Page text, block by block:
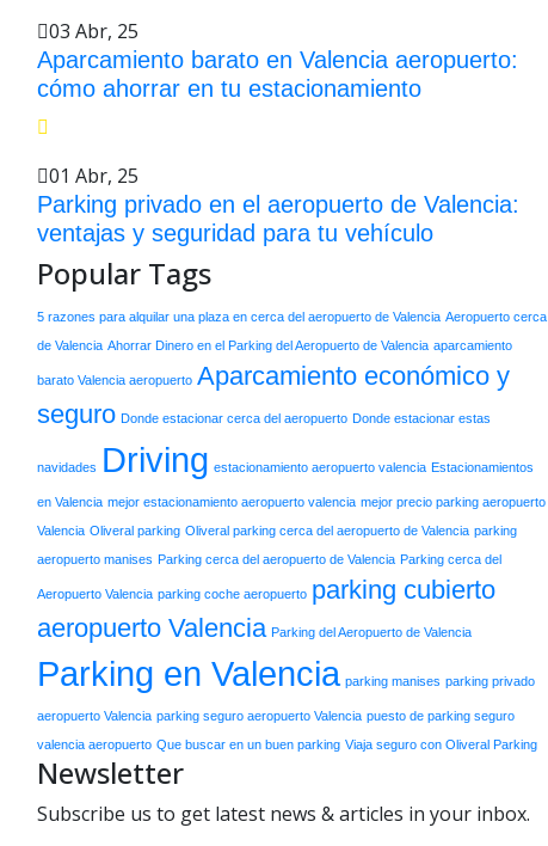
03 Abr, 25
Aparcamiento barato en Valencia aeropuerto:
cómo ahorrar en tu estacionamiento
01 Abr, 25
Parking privado en el aeropuerto de Valencia:
ventajas y seguridad para tu vehículo
Popular Tags
5 razones para alquilar una plaza en cerca del aeropuerto de Valencia Aeropuerto cerca
de Valencia Ahorrar Dinero en el Parking del Aeropuerto de Valencia aparcamiento
barato Valencia aeropuerto Aparcamiento económico y
seguro Donde estacionar cerca del aeropuerto Donde estacionar estas
navidades Driving estacionamiento aeropuerto valencia Estacionamientos
en Valencia mejor estacionamiento aeropuerto valencia mejor precio parking aeropuerto
Valencia Oliveral parking Oliveral parking cerca del aeropuerto de Valencia parking
aeropuerto manises Parking cerca del aeropuerto de Valencia Parking cerca del
Aeropuerto Valencia parking coche aeropuerto parking cubierto
aeropuerto Valencia Parking del Aeropuerto de Valencia
Parking en Valencia parking manises parking privado
aeropuerto Valencia parking seguro aeropuerto Valencia puesto de parking seguro
valencia aeropuerto Que buscar en un buen parking Viaja seguro con Oliveral Parking
Newsletter
Subscribe us to get latest news & articles in your inbox.